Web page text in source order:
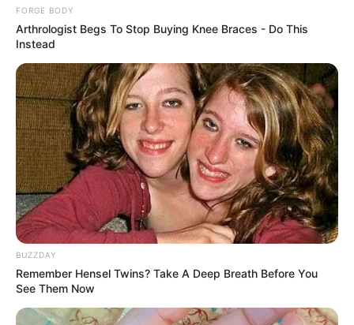
Tarantino’s Latest Effort Will Probably Be His Best To
Date
BRAINBERRIES
FORGE BODY
Arthrologist Begs To Stop Buying Knee Braces - Do This
Instead
BUZZDAY
Remember Hensel Twins? Take A Deep Breath Before You
See Them Now